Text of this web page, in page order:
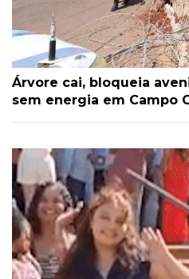
Árvore cai, bloqueia
sem energia em Campo